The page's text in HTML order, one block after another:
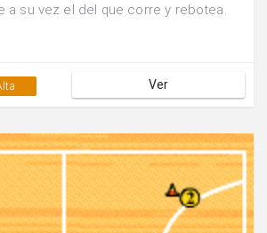
a su vez el del que corre y rebotea.
Ver